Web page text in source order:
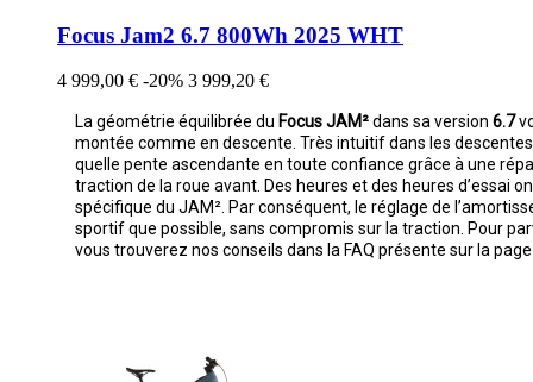
Focus Jam2 6.7 800Wh 2025 WHT
4 999,00 € -20% 3 999,20 €
La géométrie équilibrée du Focus JAM²dans sa version 6.7
montée comme en descente. Très intuitif dans les
quelle pente ascendante en toute confiance grâce à une
traction de la roue avant. Des heures et des heures d’essai
spécifique du JAM². Par conséquent, le réglage de
sportif que possible, sans compromis sur la traction. Pour
vous trouverez nos conseils dans la FAQ présente sur la